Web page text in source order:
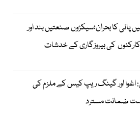
پانی کا بحران؛سیکڑوں صنعتیں بند اور
کارکنوں کی بیروزگاری کے خدشات
اغوا اور گینگ ریپ کیس کے ملزم کی
ضمانت مسترد